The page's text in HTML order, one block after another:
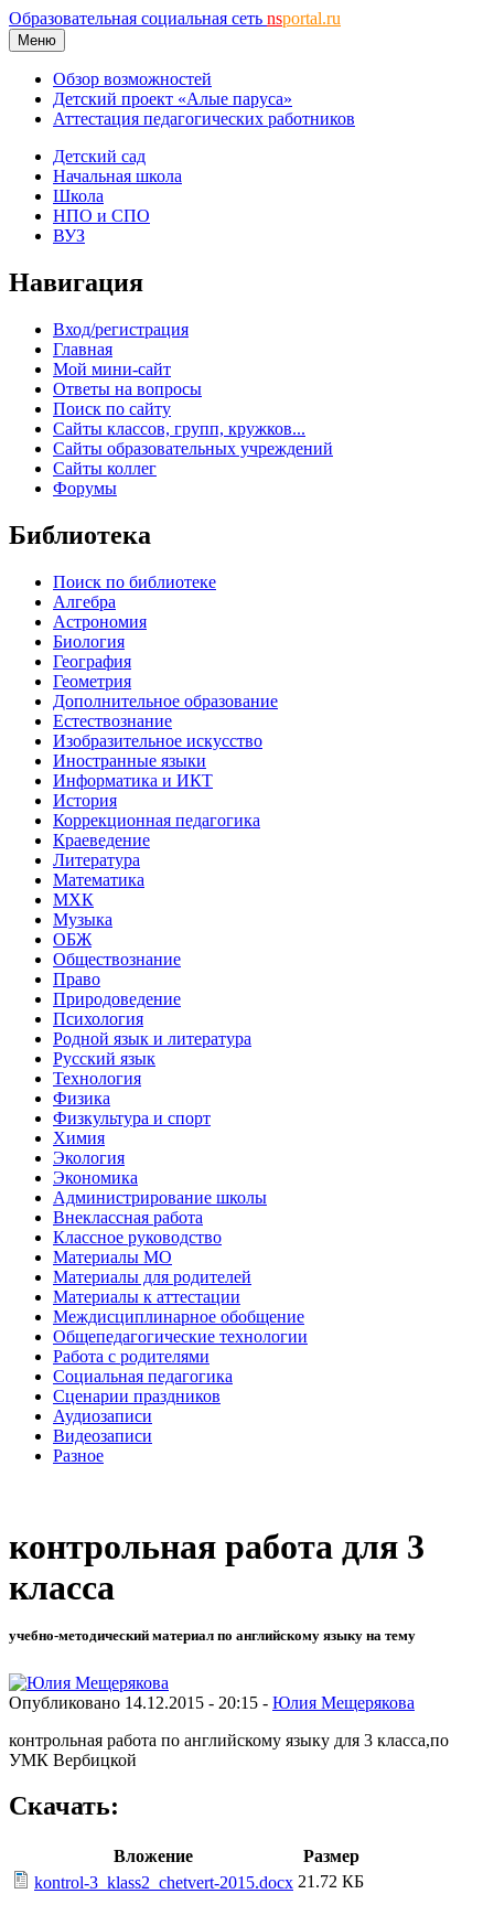
Образовательная социальная сеть nsportal.ru
Меню
Обзор возможностей
Детский проект «Алые паруса»
Аттестация педагогических работников
Детский сад
Начальная школа
Школа
НПО и СПО
ВУЗ
Навигация
Вход/регистрация
Главная
Мой мини-сайт
Ответы на вопросы
Поиск по сайту
Сайты классов, групп, кружков...
Сайты образовательных учреждений
Сайты коллег
Форумы
Библиотека
Поиск по библиотеке
Алгебра
Астрономия
Биология
География
Геометрия
Дополнительное образование
Естествознание
Изобразительное искусство
Иностранные языки
Информатика и ИКТ
История
Коррекционная педагогика
Краеведение
Литература
Математика
МХК
Музыка
ОБЖ
Обществознание
Право
Природоведение
Психология
Родной язык и литература
Русский язык
Технология
Физика
Физкультура и спорт
Химия
Экология
Экономика
Администрирование школы
Внеклассная работа
Классное руководство
Материалы МО
Материалы для родителей
Материалы к аттестации
Междисциплинарное обобщение
Общепедагогические технологии
Работа с родителями
Социальная педагогика
Сценарии праздников
Аудиозаписи
Видеозаписи
Разное
контрольная работа для 3
класса
учебно-методический материал по английскому языку на тему
Опубликовано 14.12.2015 - 20:15 - Юлия Мещерякова
контрольная работа по английскому языку для 3 класса,по
УМК Вербицкой
Скачать:
Вложение
Размер
kontrol-3_klass2_chetvert-2015.docx 21.72 КБ